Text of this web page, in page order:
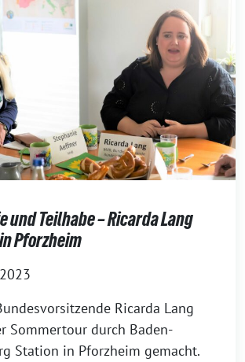
und Teilhabe – Ricarda Lang
Pforzheim
Ricarda Lang
Sommertour durch Baden-
Station in Pforzheim gemacht.